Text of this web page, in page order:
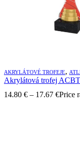
AKRYLÁTOVÉ TROFEJE,
Akrylátová trofej
14.80 € – 17.67 €Price